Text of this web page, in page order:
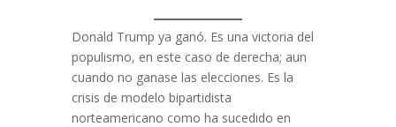
Donald Trump ya ganó. Es una victoria del
populismo, en este caso de derecha; aun
cuando no ganase las elecciones. Es la
crisis de modelo bipartidista
norteamericano como ha sucedido en